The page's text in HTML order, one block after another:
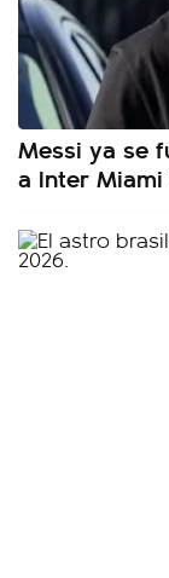
Messi ya se
a Inter